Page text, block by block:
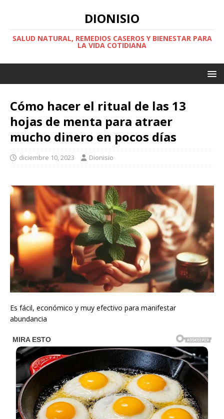
DIONISIO
SALUD NATURAL, REMEDIOS CASEROS Y BIENESTAR PARA
LA VIDA COTIDIANA
Cómo hacer el ritual de las 13
hojas de menta para atraer
mucho dinero en pocos días
diciembre 10, 2023 Dionisio
Es fácil, económico y muy efectivo para manifestar
abundancia